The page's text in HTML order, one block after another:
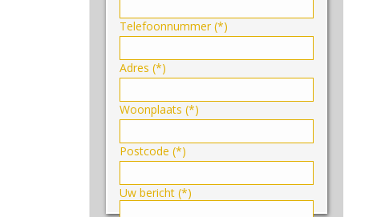
Telefoonnummer (*)
Adres (*)
Woonplaats (*)
Postcode (*)
Uw bericht (*)